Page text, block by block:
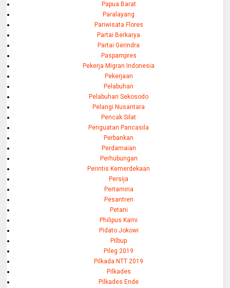
Papua Barat
Paralayang
Pariwisata Flores
Partai Berkarya
Partai Gerindra
Paspampres
Pekerja Migran Indonesia
Pekerjaan
Pelabuhan
Pelabuhan Sekosodo
Pelangi Nusantara
Pencak Silat
Penguatan Pancasila
Perbankan
Perdamaian
Perhubungan
Perintis Kemerdekaan
Persija
Pertamina
Pesantren
Petani
Philipus Kami
Pidato Jokowi
Pilbup
Pileg 2019
Pilkada NTT 2019
Pilkades
Pilkades Ende